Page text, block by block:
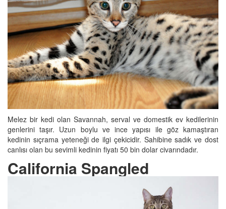
Melez bir kedi olan Savannah, serval ve domestik ev kedilerinin
genlerini taşır. Uzun boylu ve ince yapısı ile göz kamaştıran
kedinin sıçrama yeteneği de ilgi çekicidir. Sahibine sadık ve dost
canlısı olan bu sevimli kedinin fiyatı 50 bin dolar civarındadır.
California Spangled